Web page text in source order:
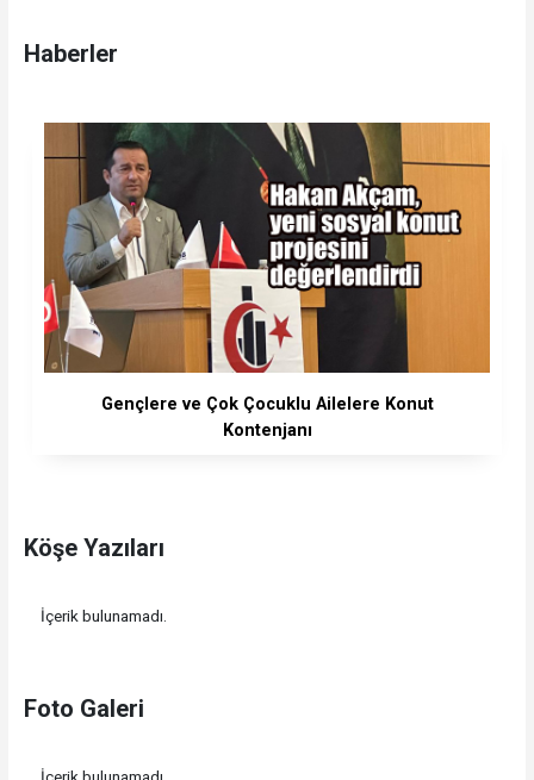
Haberler
Gençlere ve Çok Çocuklu Ailelere Konut
Kontenjanı
Köşe Yazıları
İçerik bulunamadı.
Foto Galeri